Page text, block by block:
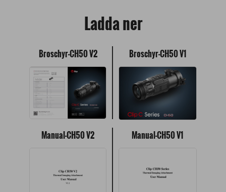
Ladda ner
Broschyr-CH50 V2 Broschyr-CH50 V1
Manual-CH50 V2 Manual-CH50 V1